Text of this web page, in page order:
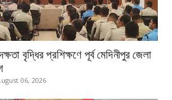
বৃদ্ধির প্রশিক্ষণে পূর্ব মেদিনীপুর জেলা
06, 2026